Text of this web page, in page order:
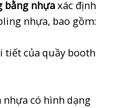
bằng nhựaxác định
nhựa, bao gồm:
tiết của quầy booth
nhựa có hình dạng